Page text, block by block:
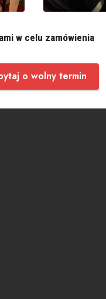
w celu zamówienia
o wolny termin